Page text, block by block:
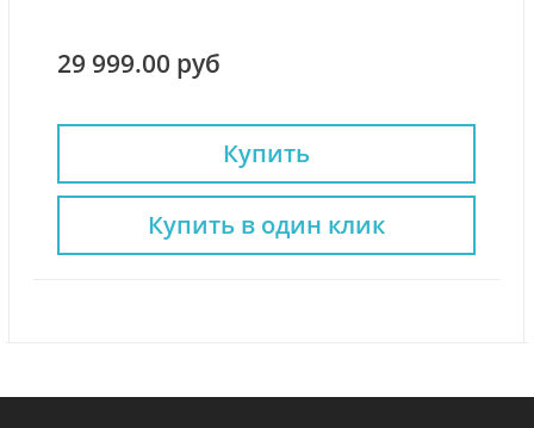
29 999.00 руб
Купить
Купить в один клик